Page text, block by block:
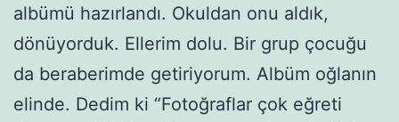
albümü hazırlandı. Okuldan onu aldık,
dönüyorduk. Ellerim dolu. Bir grup çocuğu
da beraberimde getiriyorum. Albüm oğlanın
elinde. Dedim ki “Fotoğraflar çok eğreti